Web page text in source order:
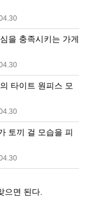
으면 된다.